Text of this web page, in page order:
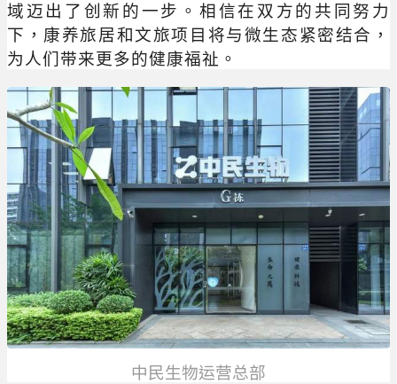
域迈出了创新的一步。相信在双方的共同努力
下，康养旅居和文旅项目将与微生态紧密结合，
为人们带来更多的健康福祉。
中民生物运营总部